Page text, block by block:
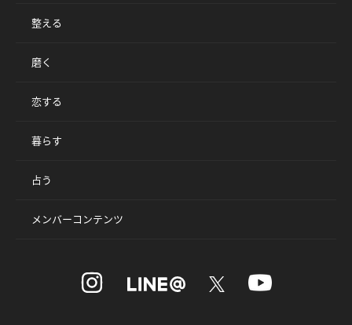
整える
磨く
恋する
暮らす
占う
メンバーコンテンツ